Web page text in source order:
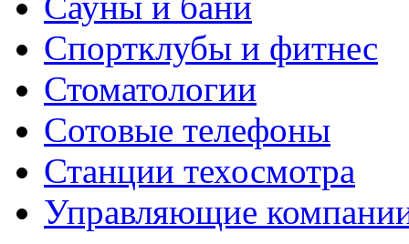
Спортклубы и фитнес
Стоматологии
Сотовые телефоны
Станции техосмотра
Управляющие